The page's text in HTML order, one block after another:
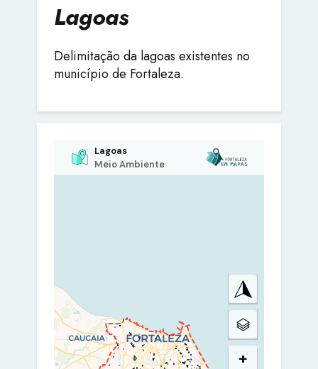
Lagoas
Delimitação da lagoas existentes no
município de Fortaleza.